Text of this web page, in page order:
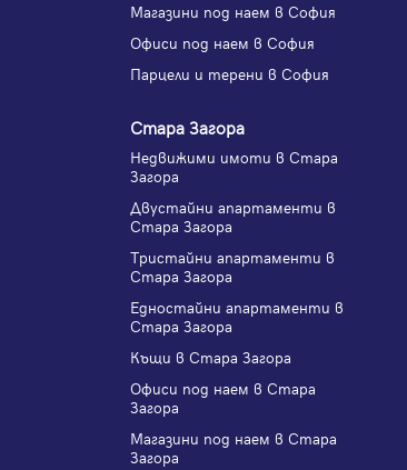
Магазини под наем в София
Офиси под наем в София
Парцели и терени в София
Стара Загора
Недвижими имоти в Стара
Загора
Двустайни апартаменти в
Стара Загора
Тристайни апартаменти в
Стара Загора
Едностайни апартаменти в
Стара Загора
Къщи в Стара Загора
Офиси под наем в Стара
Загора
Магазини под наем в Стара
Загора